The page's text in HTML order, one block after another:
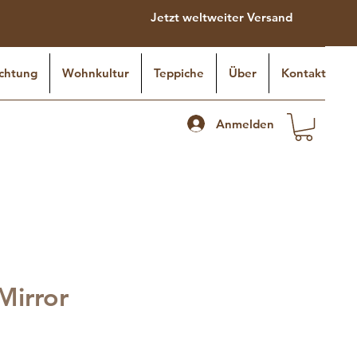
Jetzt weltweiter Versand
Wohnkultur Teppiche Über Kontakt
Anmelden